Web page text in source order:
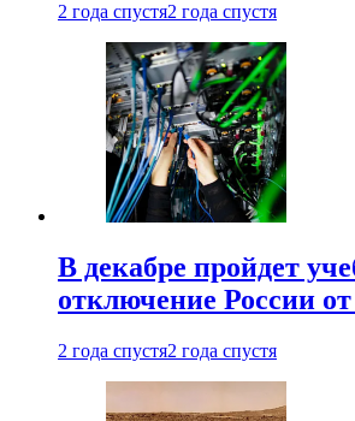
2 года спустя2 года спустя
В декабре пройдет
отключение России
2 года спустя2 года спустя